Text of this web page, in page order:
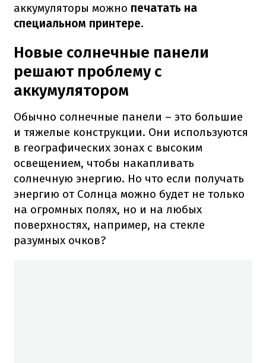
аккумуляторы можно печатать на
специальном принтере.
Новые солнечные панели
решают проблему с
аккумулятором
Обычно солнечные панели – это большие
и тяжелые конструкции. Они используются
в географических зонах с высоким
освещением, чтобы накапливать
солнечную энергию. Но что если получать
энергию от Солнца можно будет не только
на огромных полях, но и на любых
поверхностях, например, на стекле
разумных очков?